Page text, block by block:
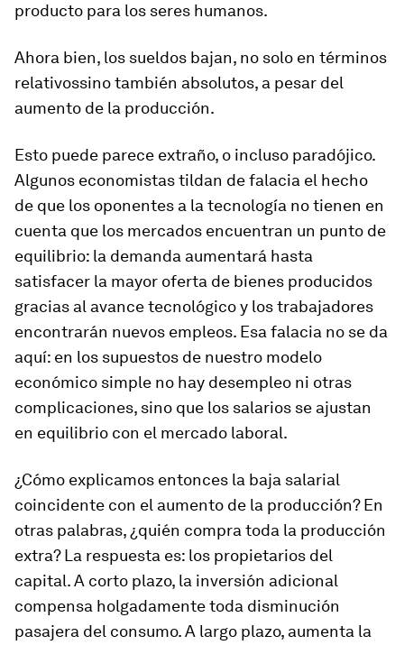
producto para los seres humanos.
Ahora bien, los sueldos bajan, no solo en términos
relativossino también absolutos, a pesar del
aumento de la producción.
Esto puede parece extraño, o incluso paradójico.
Algunos economistas tildan de falacia el hecho
de que los oponentes a la tecnología no tienen en
cuenta que los mercados encuentran un punto de
equilibrio: la demanda aumentará hasta
satisfacer la mayor oferta de bienes producidos
gracias al avance tecnológico y los trabajadores
encontrarán nuevos empleos. Esa falacia no se da
aquí: en los supuestos de nuestro modelo
económico simple no hay desempleo ni otras
complicaciones, sino que los salarios se ajustan
en equilibrio con el mercado laboral.
¿Cómo explicamos entonces la baja salarial
coincidente con el aumento de la producción? En
otras palabras, ¿quién compra toda la producción
extra? La respuesta es: los propietarios del
capital. A corto plazo, la inversión adicional
compensa holgadamente toda disminución
pasajera del consumo. A largo plazo, aumenta la